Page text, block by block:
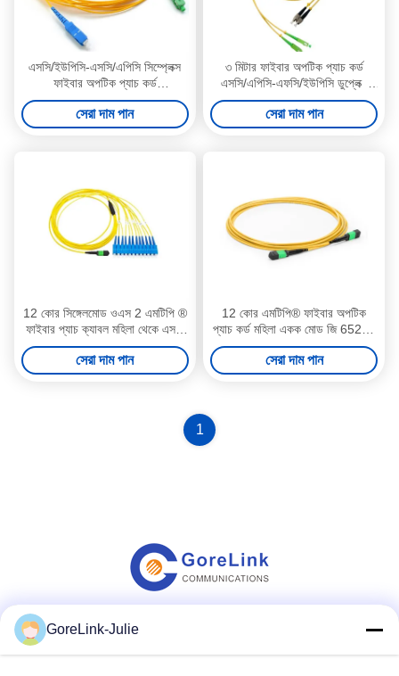
এসসি/ইউপিসি-এসসি/এপিসি সিম্প্লেক্স
ফাইবার অপটিক প্যাচ কর্ড
এলএসজেডএইচ জ্যাকেট 2 মিমি সিঙ্গল
মোড ফাইবার জাম্পার
সেরা দাম পান
৩ মিটার ফাইবার অপটিক প্যাচ কর্ড
এসসি/এপিসি-এফসি/ইউপিসি ডুপ্লেক্স
এলএসজেডএইচ সিঙ্গল মোড প্যাচ ক্যাবল
উচ্চ গতির
সেরা দাম পান
12 কোর সিঙ্গেলমোড ওএস 2 এমটিপি ®
ফাইবার প্যাচ ক্যাবল মহিলা থেকে এসসি
সিম্প্লেক্স 3 মি এলএসজেডএইচ
সেরা দাম পান
12 কোর এমটিপি® ফাইবার অপটিক
প্যাচ কর্ড মহিলা একক মোড জি 652 ডি
10 মিটার ফাইবার প্যাচ ক্যাবলস
ওএফএনপি টাইপ বি
সেরা দাম পান
1
GoreLink-Julie